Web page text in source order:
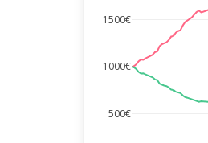
500€
1000€
1500€